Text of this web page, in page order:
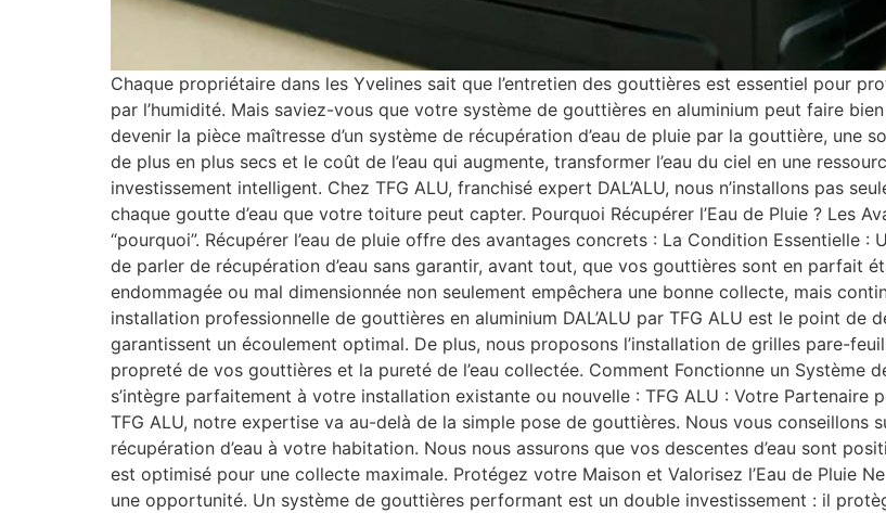
Chaque propriétaire dans les Yvelines sait que l’entretien des gouttières est essentiel pour
par l’humidité. Mais saviez-vous que votre système de gouttières en aluminium peut faire
devenir la pièce maîtresse d’un système de récupération d’eau de pluie par la gouttière, une
de plus en plus secs et le coût de l’eau qui augmente, transformer l’eau du ciel en une
investissement intelligent. Chez TFG ALU, franchisé expert DAL’ALU, nous n’installons pas
chaque goutte d’eau que votre toiture peut capter. Pourquoi Récupérer l’Eau de Pluie ? Les
“pourquoi”. Récupérer l’eau de pluie offre des avantages concrets : La Condition Essentielle
de parler de récupération d’eau sans garantir, avant tout, que vos gouttières sont en parfait
endommagée ou mal dimensionnée non seulement empêchera une bonne collecte, mais
installation professionnelle de gouttières en aluminium DAL’ALU par TFG ALU est le point de
garantissent un écoulement optimal. De plus, nous proposons l’installation de grilles pare-
propreté de vos gouttières et la pureté de l’eau collectée. Comment Fonctionne un Système
s’intègre parfaitement à votre installation existante ou nouvelle : TFG ALU : Votre Partenaire
TFG ALU, notre expertise va au-delà de la simple pose de gouttières. Nous vous conseillons
récupération d’eau à votre habitation. Nous nous assurons que vos descentes d’eau sont
est optimisé pour une collecte maximale. Protégez votre Maison et Valorisez l’Eau de Pluie
une opportunité. Un système de gouttières performant est un double investissement : il